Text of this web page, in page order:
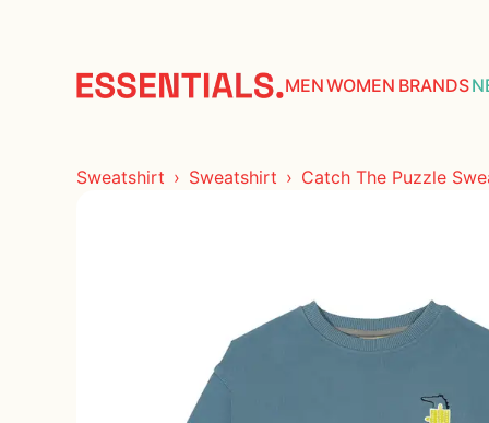
MENWOMEN BRANDS
TOPS
Sweatshirt Sweatshirt Catch The Puzzle